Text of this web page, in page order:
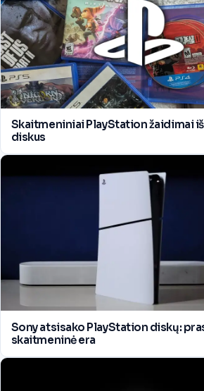
Skaitmeniniai PlayStation žaidimai
diskus
Sony atsisako PlayStation diskų:
skaitmeninė era